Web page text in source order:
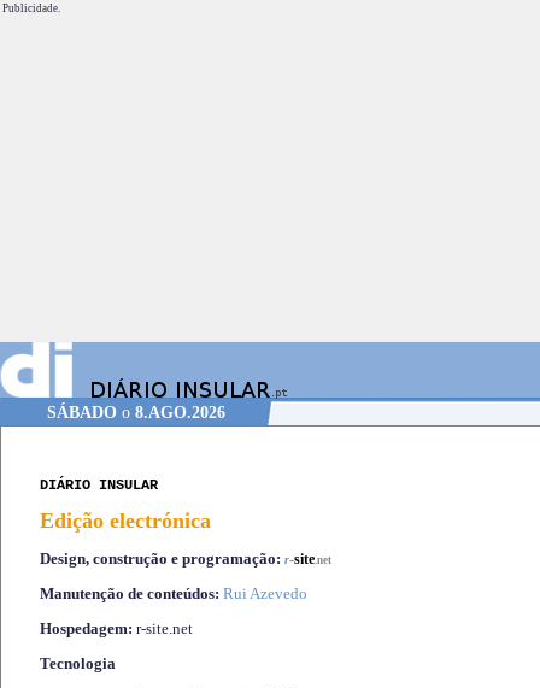
Publicidade.
SÁBADOo 8.AGO.2026
DIÁRIO INSULAR
Edição electrónica
Design, construção e programação: r-site.net
Manutenção de conteúdos: Rui Azevedo
Hospedagem: r-site.net
Tecnologia